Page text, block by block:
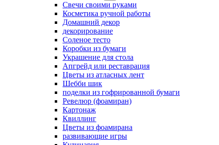
Свечи своими руками
Косметика ручной работы
Домашний декор
декорирование
Соленое тесто
Коробки из бумаги
Украшение для стола
Апгрейд или реставрация
Цветы из атласных лент
Шебби шик
поделки из гофрированной бумаги
Ревелюр (фоамиран)
Картонаж
Квиллинг
Цветы из фоамирана
развивающие игры